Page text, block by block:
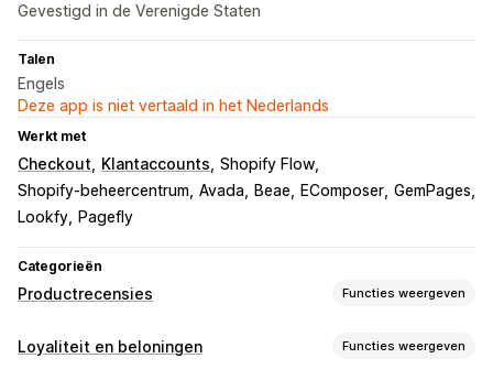
Gevestigd in de Verenigde Staten
Talen
Engels
Deze app is niet vertaald in het Nederlands
Werkt met
Checkout Klantaccounts Shopify Flow
Shopify-beheercentrum Avada Beae EComposer GemPages
Lookfy
Pagefly
Categorieën
Productrecensies Functies weergeven
Weergaveopties
Loyaliteit en beloningen Functies weergeven